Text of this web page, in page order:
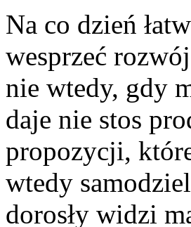
Na co dzień
wesprzeć
nie wtedy, gdy
daje nie stos
propozycji,
wtedy
dorosły widzi